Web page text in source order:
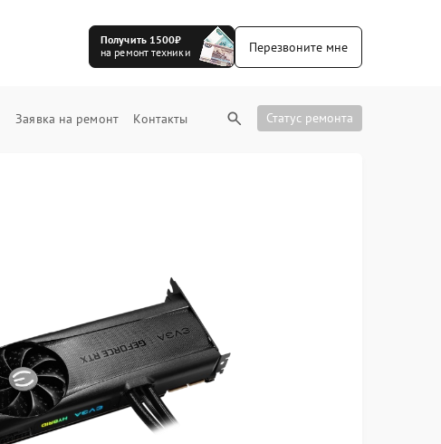
Получить 1500₽
на ремонт техники
Перезвоните мне
Заявка на ремонт Контакты Статус ремонта